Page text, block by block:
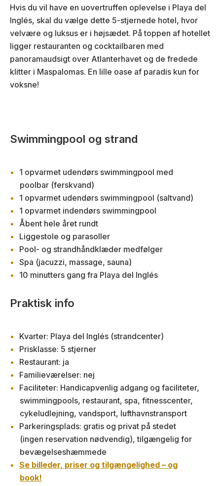
Hvis du vil have en uovertruffen oplevelse i Playa del
Inglés, skal du vælge dette 5-stjernede hotel, hvor
velvære og luksus er i højsædet. På toppen af hotellet
ligger restauranten og cocktailbaren med
panoramaudsigt over Atlanterhavet og de fredede
klitter i Maspalomas. En lille oase af paradis kun for
voksne!
Swimmingpool og strand
1 opvarmet udendørs swimmingpool med
poolbar (ferskvand)
1 opvarmet udendørs swimmingpool (saltvand)
1 opvarmet indendørs swimmingpool
Åbent hele året rundt
Liggestole og parasoller
Pool- og strandhåndklæder medfølger
Spa (jacuzzi, massage, sauna)
10 minutters gang fra Playa del Inglés
Praktisk info
Kvarter: Playa del Inglés (strandcenter)
Prisklasse: 5 stjerner
Restaurant: ja
Familieværelser: nej
Faciliteter: Handicapvenlig adgang og faciliteter,
swimmingpools, restaurant, spa, fitnesscenter,
cykeludlejning, vandsport, lufthavnstransport
Parkeringsplads: gratis og privat på stedet
(ingen reservation nødvendig), tilgængelig for
bevægelseshæmmede
Se billeder, priser og tilgængelighed – og
book!